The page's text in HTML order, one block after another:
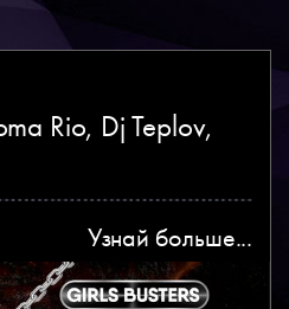
Rio, Dj Teplov,
Узнай больше...